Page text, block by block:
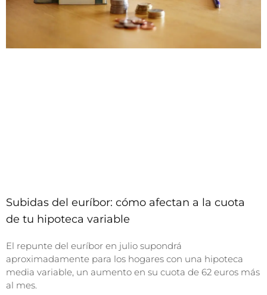
Subidas del euríbor: cómo afectan a la cuota
de tu hipoteca variable
El repunte del euríbor en julio supondrá
aproximadamente para los hogares con una hipoteca
media variable, un aumento en su cuota de 62 euros más
al mes.